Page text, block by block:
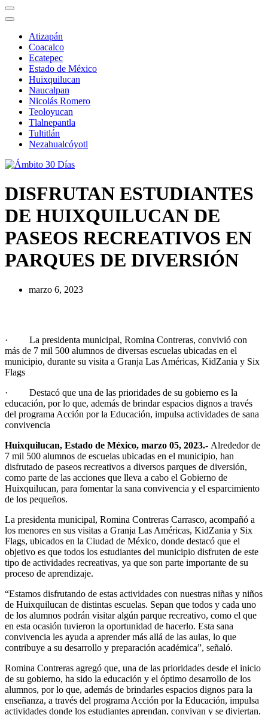
Atizapán
Coacalco
Ecatepec
Estado de México
Huixquilucan
Naucalpan
Nicolás Romero
Teoloyucan
Tlalnepantla
Tultitlán
Nezahualcóyotl
DISFRUTAN ESTUDIANTES
DE HUIXQUILUCAN DE
PASEOS RECREATIVOS EN
PARQUES DE DIVERSIÓN
marzo 6, 2023
· La presidenta municipal, Romina Contreras, convivió con
más de 7 mil 500 alumnos de diversas escuelas ubicadas en el
municipio, durante su visita a Granja Las Américas, KidZania y Six
Flags
· Destacó que una de las prioridades de su gobierno es la
educación, por lo que, además de brindar espacios dignos a través
del programa Acción por la Educación, impulsa actividades de sana
convivencia
Huixquilucan, Estado de México, marzo 05, 2023.- Alrededor de
7 mil 500 alumnos de escuelas ubicadas en el municipio, han
disfrutado de paseos recreativos a diversos parques de diversión,
como parte de las acciones que lleva a cabo el Gobierno de
Huixquilucan, para fomentar la sana convivencia y el esparcimiento
de los pequeños.
La presidenta municipal, Romina Contreras Carrasco, acompañó a
los menores en sus visitas a Granja Las Américas, KidZania y Six
Flags, ubicados en la Ciudad de México, donde destacó que el
objetivo es que todos los estudiantes del municipio disfruten de este
tipo de actividades recreativas, ya que son parte importante de su
proceso de aprendizaje.
“Estamos disfrutando de estas actividades con nuestras niñas y niños
de Huixquilucan de distintas escuelas. Sepan que todos y cada uno
de los alumnos podrán visitar algún parque recreativo, como el que
en esta ocasión tuvieron la oportunidad de hacerlo. Esta sana
convivencia les ayuda a aprender más allá de las aulas, lo que
contribuye a su desarrollo y preparación académica”, señaló.
Romina Contreras agregó que, una de las prioridades desde el inicio
de su gobierno, ha sido la educación y el óptimo desarrollo de los
alumnos, por lo que, además de brindarles espacios dignos para la
enseñanza, a través del programa Acción por la Educación, impulsa
actividades donde los estudiantes aprendan, convivan y se diviertan.